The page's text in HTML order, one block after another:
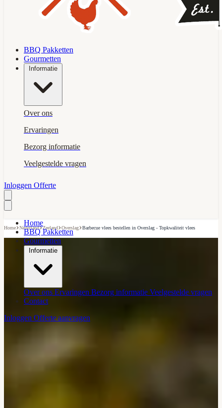
BBQ Pakketten
Gourmetten
Informatie
Over ons
Ervaringen
Bezorg informatie
Veelgestelde vragen
Inloggen Offerte
Home
BBQ Pakketten
Gourmetten
Informatie
Over ons Ervaringen Bezorg informatie Veelgestelde vragen
Contact
Inloggen Offerte aanvragen
Home›Nederland›Zeeland›Overslag›Barbecue vlees bestellen in Overslag - Topkwaliteit vlees